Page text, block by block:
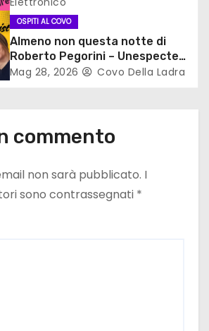
OSPITI AL COVO
Almeno non questa notte di
Roberto Pegorini – Unespected
plot twist
Mag 28, 2026 Covo Della Ladra
commento
non sarà pubblicato. I
sono contrassegnati *